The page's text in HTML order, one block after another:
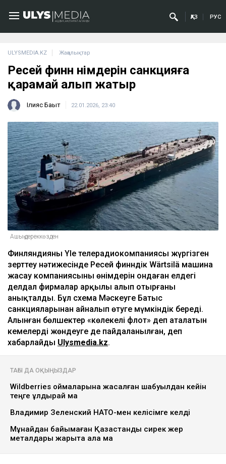
ҚАЗ РУС
ULYSMEDIA.KZ Жаңалықтар
Ресей финн өнімдерін санкцияға
қарамай алып жатыр
Ілияс Бақыт 22.01.2026, 23:40
Ашық дереккөзден
Финляндияның Yle телерадиокомпаниясы жүргізген
зерттеу нәтижесінде Ресей финндік Wärtsilä машина
жасау компаниясының өнімдерін ондаған елдегі
делдал фирмалар арқылы алып отырғаны
анықталды. Бұл схема Мәскеуге Батыс
санкцияларынан айналып өтуге мүмкіндік береді.
Алынған бөлшектер «көлеңкелі флот» деп аталатын
кемелерді жөндеуге де пайдаланылған, деп
хабарлайды Ulysmedia.kz.
ТАҒЫ ДА ОҚЫҢЫЗДАР
Wildberries қоймаларына жасалған шабуылдан кейін
теңге құлдырай ма
Владимир Зеленский НАТО-мен келісімге келді
Мұнайдан байымаған Қазақстанды сирек жер
металдары жарыта ала ма